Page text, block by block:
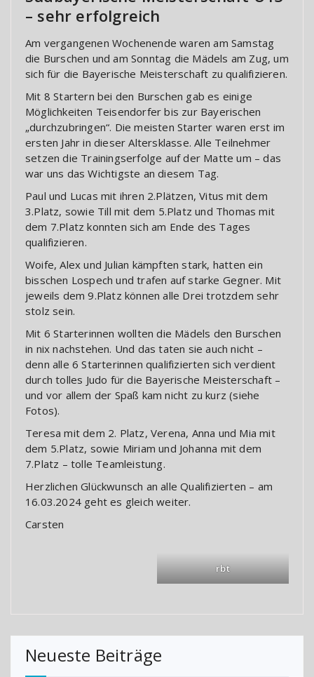
– sehr erfolgreich
Am vergangenen Wochenende waren am Samstag
die Burschen und am Sonntag die Mädels am Zug, um
sich für die Bayerische Meisterschaft zu qualifizieren.
Mit 8 Startern bei den Burschen gab es einige
Möglichkeiten Teisendorfer bis zur Bayerischen
„durchzubringen“. Die meisten Starter waren erst im
ersten Jahr in dieser Altersklasse. Alle Teilnehmer
setzen die Trainingserfolge auf der Matte um – das
war uns das Wichtigste an diesem Tag.
Paul und Lucas mit ihren 2.Plätzen, Vitus mit dem
3.Platz, sowie Till mit dem 5.Platz und Thomas mit
dem 7.Platz konnten sich am Ende des Tages
qualifizieren.
Woife, Alex und Julian kämpften stark, hatten ein
bisschen Lospech und trafen auf starke Gegner. Mit
jeweils dem 9.Platz können alle Drei trotzdem sehr
stolz sein.
Mit 6 Starterinnen wollten die Mädels den Burschen
in nix nachstehen. Und das taten sie auch nicht –
denn alle 6 Starterinnen qualifizierten sich verdient
durch tolles Judo für die Bayerische Meisterschaft –
und vor allem der Spaß kam nicht zu kurz (siehe
Fotos).
Teresa mit dem 2. Platz, Verena, Anna und Mia mit
dem 5.Platz, sowie Miriam und Johanna mit dem
7.Platz – tolle Teamleistung.
Herzlichen Glückwunsch an alle Qualifizierten – am
16.03.2024 geht es gleich weiter.
Carsten
rbt
Neueste Beiträge